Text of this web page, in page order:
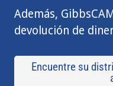
Además,
devolución de
Encuentre su